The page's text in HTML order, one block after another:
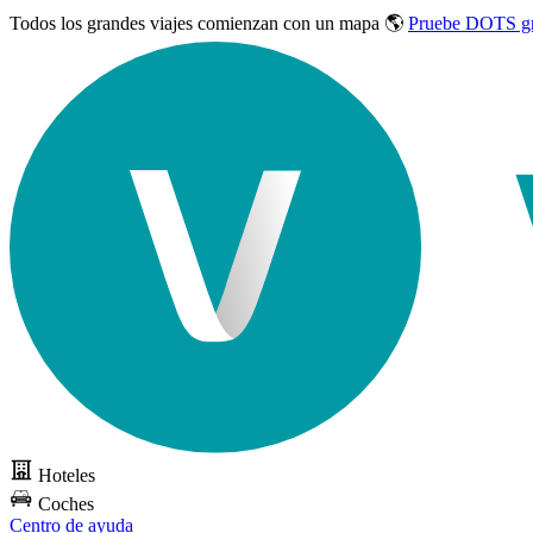
Todos los grandes viajes comienzan con un mapa 🌎 Pruebe DOTS
Hoteles
Coches
Centro de ayuda